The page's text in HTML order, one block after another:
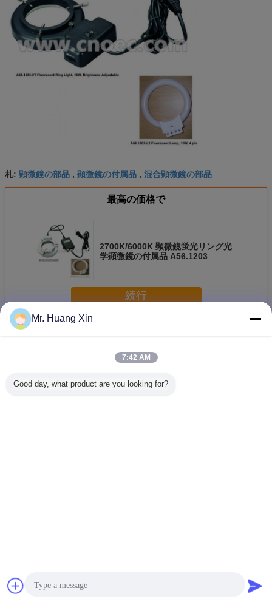
札: 顕微鏡の部品 , 顕微鏡の付属品 , 混合顕微鏡の部品
最高の価格で
2700K/6000K 顕微鏡蛍光リング光
学顕微鏡の付属品 A56.1203
続行
多く顕微鏡アクセサリ
チャット
Mr. Huang Xin
7:42 AM
Good day, what product are you looking for?